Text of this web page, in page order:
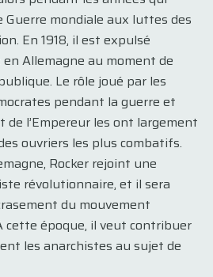
Guerre mondiale aux luttes des
En 1918, il est expulsé
Allemagne au moment de
Le rôle joué par les
pendant la guerre et
de l’Empereur les ont largement
ouvriers les plus combatifs.
Rocker rejoint une
révolutionnaire, et il sera
du mouvement
cette époque, il veut contribuer
les anarchistes au sujet de